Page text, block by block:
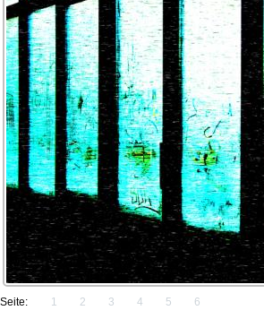
Seite: 1 2 3 4 5 6